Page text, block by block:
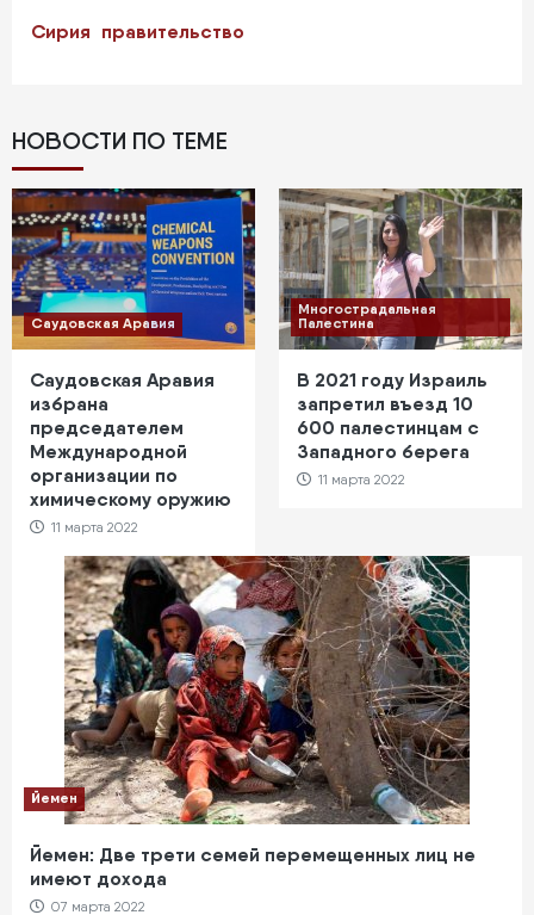
Сирия правительство
НОВОСТИ ПО ТЕМЕ
Саудовская Аравия
Саудовская Аравия
избрана
председателем
Международной
организации по
химическому оружию
11 марта 2022
Многострадальная
Палестина
В 2021 году Израиль
запретил въезд 10
600 палестинцам с
Западного берега
11 марта 2022
Йемен
Йемен: Две трети семей перемещенных лиц не
имеют дохода
07 марта 2022